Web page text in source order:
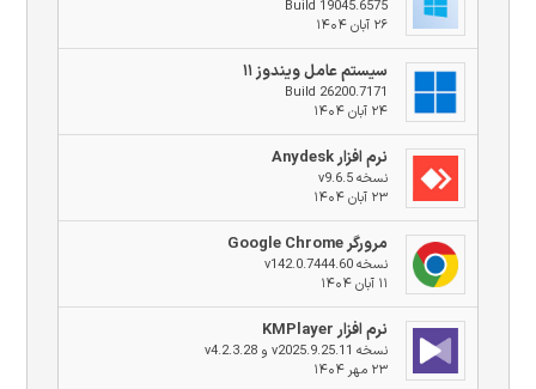
Build 19045.6575
۲۶ آبان ۱۴۰۴
سیستم عامل ویندوز ۱۱
Build 26200.7171
۲۴ آبان ۱۴۰۴
نرم افزار Anydesk
نسخه v9.6.5
۲۳ آبان ۱۴۰۴
مرورگر Google Chrome
نسخه v142.0.7444.60
۱۱ آبان ۱۴۰۴
نرم افزار KMPlayer
نسخه v2025.9.25.11 و v4.2.3.28
۲۳ مهر ۱۴۰۴